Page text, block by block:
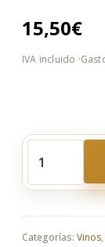
15,50€
Hill
2021
cantidad
Categorías: Vinos,